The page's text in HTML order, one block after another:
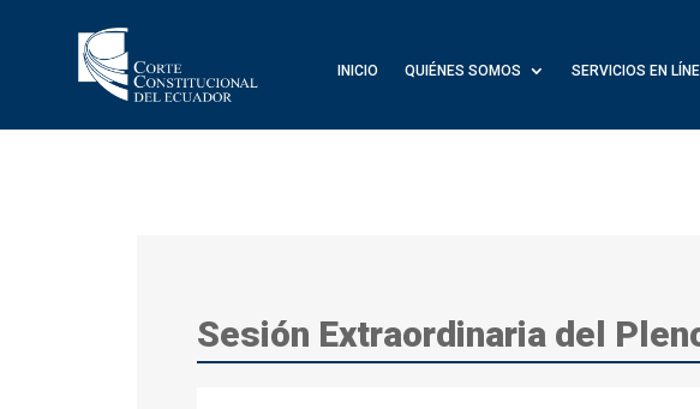
INICIO QUIÉNES SOMOS SERVICIOS EN
Sesión Extraordinaria del